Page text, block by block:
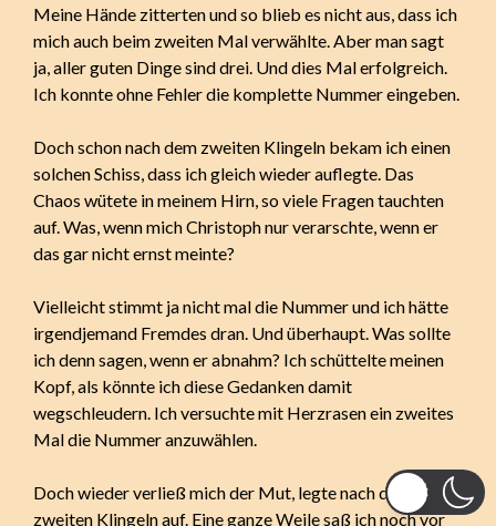
Meine Hände zitterten und so blieb es nicht aus, dass ich
mich auch beim zweiten Mal verwählte. Aber man sagt
ja, aller guten Dinge sind drei. Und dies Mal erfolgreich.
Ich konnte ohne Fehler die komplette Nummer eingeben.
Doch schon nach dem zweiten Klingeln bekam ich einen
solchen Schiss, dass ich gleich wieder auflegte. Das
Chaos wütete in meinem Hirn, so viele Fragen tauchten
auf. Was, wenn mich Christoph nur verarschte, wenn er
das gar nicht ernst meinte?
Vielleicht stimmt ja nicht mal die Nummer und ich hätte
irgendjemand Fremdes dran. Und überhaupt. Was sollte
ich denn sagen, wenn er abnahm? Ich schüttelte meinen
Kopf, als könnte ich diese Gedanken damit
wegschleudern. Ich versuchte mit Herzrasen ein zweites
Mal die Nummer anzuwählen.
Doch wieder verließ mich der Mut, legte nach dem
zweiten Klingeln auf. Eine ganze Weile saß ich noch vor